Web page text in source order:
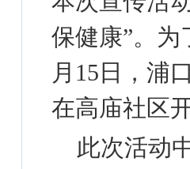
保健康”。
月15日，浦
在高庙社区
此次活动